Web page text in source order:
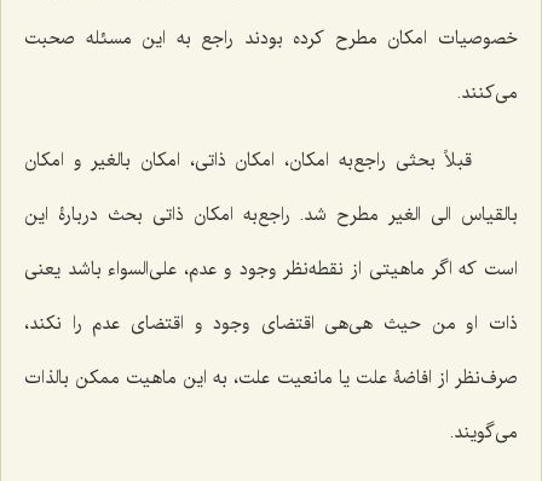
خصوصیات امکان مطرح کرده بودند راجع به این مسئله صحبت
مى‌کنند.
قبلاً بحثى راجع‌به امکان، امکان ذاتى، امکان بالغیر و امکان
بالقیاس الى الغیر مطرح شد. راجع‌به امکان ذاتى بحث دربارۀ این
است که اگر ماهیتى از نقطه‌نظر وجود و عدم، على‌السواء باشد یعنى
ذات او من حیث هى‌هى اقتضاى وجود و اقتضاى عدم را نکند،
صرف‌نظر از افاضۀ علت یا مانعیت علت، به این ماهیت ممکن بالذات
مى‌گویند.